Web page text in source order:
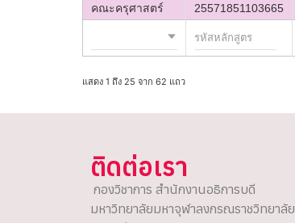
คณะครุศาสตร์
25571851103665
แสดง 1 ถึง 25 จาก 62 แถว
ติดต่อเรา
กองวิชาการ สำนักงานอธิการบดี
มหาวิทยาลัยมหาจุฬาลงกรณราชวิทยาลัย